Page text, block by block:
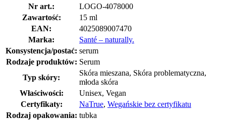
Nr art.:
LOGO-4078000
Zawartość:
15 ml
EAN:
4025089007470
Marka:
Santé – naturally.
Konsystencja/postać: serum
Rodzaje produktów: Serum
Typ skóry:
Skóra mieszana, Skóra problematyczna,
młoda skóra
Właściwości:
Unisex, Vegan
Certyfikaty:
NaTrue, Wegańskie bez certyfikatu
Rodzaj opakowania: tubka